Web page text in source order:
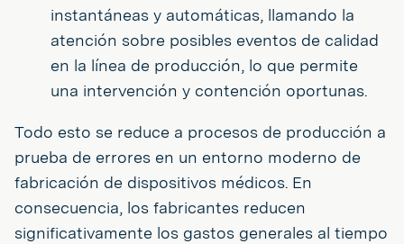
instantáneas y automáticas, llamando la
atención sobre posibles eventos de calidad
en la línea de producción, lo que permite
una intervención y contención oportunas.
Todo esto se reduce a procesos de producción a
prueba de errores en un entorno moderno de
fabricación de dispositivos médicos. En
consecuencia, los fabricantes reducen
significativamente los gastos generales al tiempo